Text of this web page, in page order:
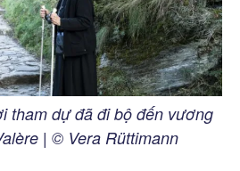
tham dự đã đi bộ đến vương
| © Vera Rüttimann